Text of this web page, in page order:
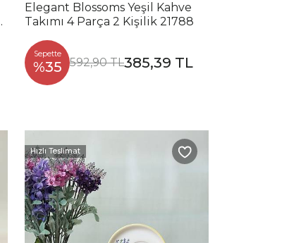
Elegant Blossoms Yeşil Kahve
Takımı 4 Parça 2 Kişilik 21788
Sepette
%35 592,90 TL385,39 TL
Hızlı Teslimat